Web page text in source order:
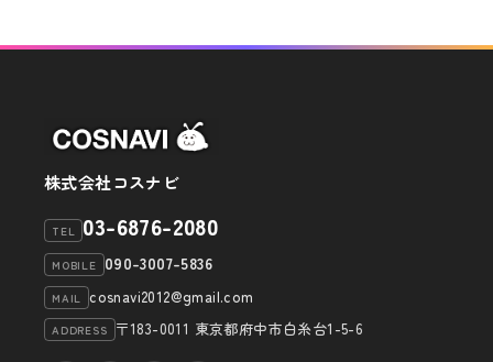
株式会社コスナビ
TEL 03-6876-2080
MOBILE 090-3007-5836
MAIL cosnavi2012@gmail.com
ADDRESS 〒183-0011 東京都府中市白糸台1-5-6